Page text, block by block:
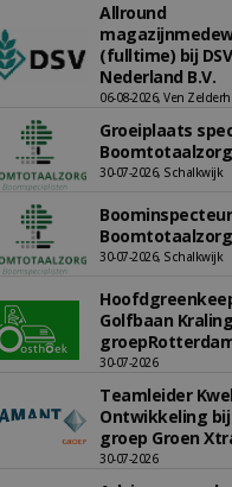
Allround
(fulltime) bij
Nederland B.V.
06-08-2026, Ven
Groeiplaats
30-07-2026, Schalkwijk
30-07-2026, Schalkwijk
Golfbaan
30-07-2026
Teamleider
Ontwikkeling
groep Groen
30-07-2026